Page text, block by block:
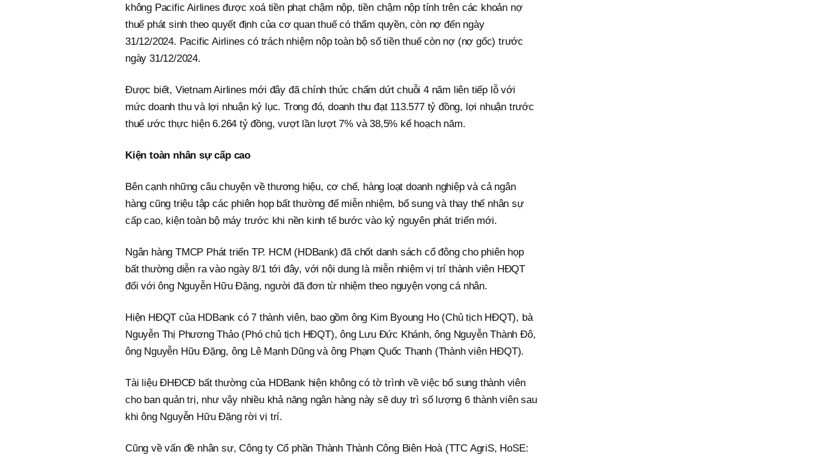
không Pacific Airlines được xoá tiền phạt chậm nộp, tiền chậm nộp tính trên các khoản nợ
thuế phát sinh theo quyết định của cơ quan thuế có thẩm quyền, còn nợ đến ngày
31/12/2024. Pacific Airlines có trách nhiệm nộp toàn bộ số tiền thuế còn nợ (nợ gốc) trước
ngày 31/12/2024.
Được biết, Vietnam Airlines mới đây đã chính thức chấm dứt chuỗi 4 năm liên tiếp lỗ với
mức doanh thu và lợi nhuận kỷ lục. Trong đó, doanh thu đạt 113.577 tỷ đồng, lợi nhuận trước
thuế ước thực hiện 6.264 tỷ đồng, vượt lần lượt 7% và 38,5% kế hoạch năm.
Kiện toàn nhân sự cấp cao
Bên cạnh những câu chuyện về thương hiệu, cơ chế, hàng loạt doanh nghiệp và cả ngân
hàng cũng triệu tập các phiên họp bất thường để miễn nhiệm, bổ sung và thay thế nhân sự
cấp cao, kiện toàn bộ máy trước khi nền kinh tế bước vào kỷ nguyên phát triển mới.
Ngân hàng TMCP Phát triển TP. HCM (HDBank) đã chốt danh sách cổ đông cho phiên họp
bất thường diễn ra vào ngày 8/1 tới đây, với nội dung là miễn nhiệm vị trí thành viên HĐQT
đối với ông Nguyễn Hữu Đặng, người đã đơn từ nhiệm theo nguyện vọng cá nhân.
Hiện HĐQT của HDBank có 7 thành viên, bao gồm ông Kim Byoung Ho (Chủ tịch HĐQT), bà
Nguyễn Thị Phương Thảo (Phó chủ tịch HĐQT), ông Lưu Đức Khánh, ông Nguyễn Thành Đô,
ông Nguyễn Hữu Đặng, ông Lê Mạnh Dũng và ông Phạm Quốc Thanh (Thành viên HĐQT).
Tài liệu ĐHĐCĐ bất thường của HDBank hiện không có tờ trình về việc bổ sung thành viên
cho ban quản trị, như vậy nhiều khả năng ngân hàng này sẽ duy trì số lượng 6 thành viên sau
khi ông Nguyễn Hữu Đặng rời vị trí.
Cũng về vấn đề nhân sự, Công ty Cổ phần Thành Thành Công Biên Hoà (TTC AgriS, HoSE: